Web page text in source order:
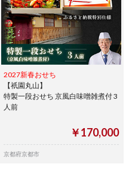
2027新春おせち
【祇園丸山】
特製一段おせち 京風白味噌雑煮付 3
人前
￥170,000
京都府京都市